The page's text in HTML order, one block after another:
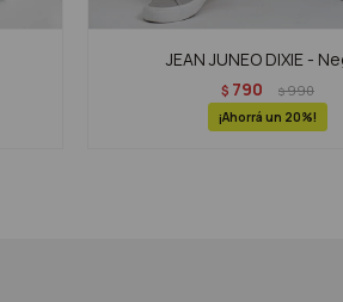
JEAN JUNEO DIXIE -
$ 790 $990
20